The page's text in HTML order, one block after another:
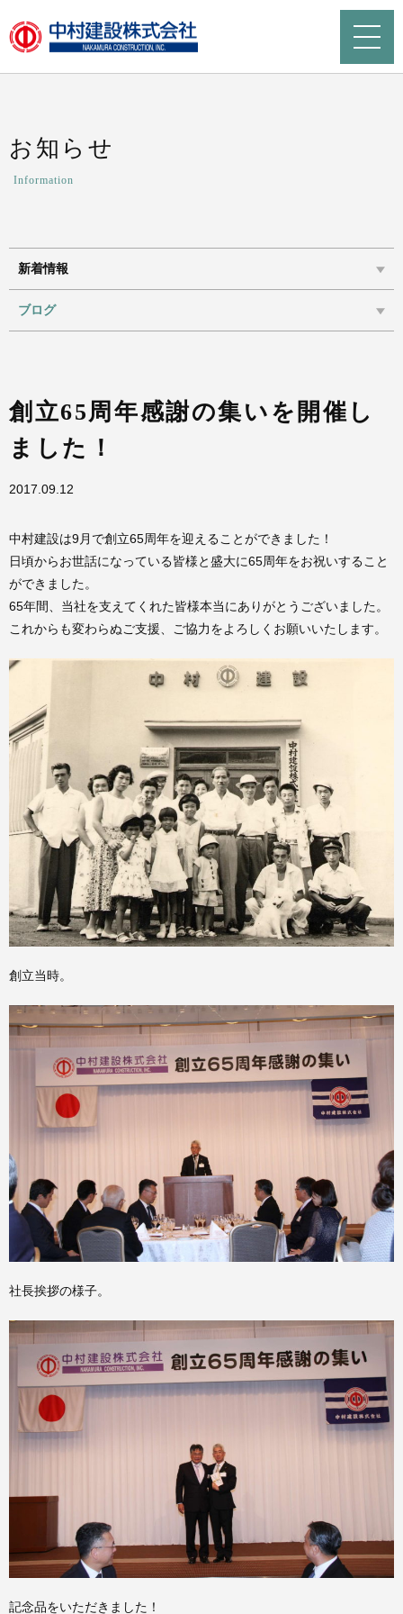
お知らせ
Information
新着情報
ブログ
創立65周年感謝の集いを開催し
ました！
2017.09.12
中村建設は9月で創立65周年を迎えることができました！
日頃からお世話になっている皆様と盛大に65周年をお祝いすること
ができました。
65年間、当社を支えてくれた皆様本当にありがとうございました。
これからも変わらぬご支援、ご協力をよろしくお願いいたします。
創立当時。
社長挨拶の様子。
記念品をいただきました！